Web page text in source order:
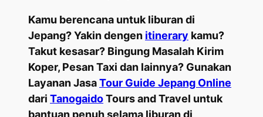
Kamu berencana untuk liburan di
Jepang? Yakin dengen itinerary kamu?
Takut kesasar? Bingung Masalah Kirim
Koper, Pesan Taxi dan lainnya? Gunakan
Layanan JasaTour Guide Jepang Online
dari TanogaidoTours and Travel untuk
bantuan penuh selama liburan di